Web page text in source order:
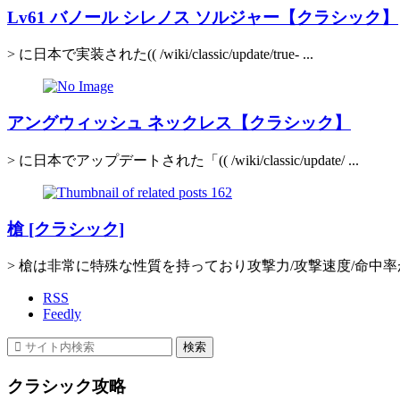
Lv61 バノール シレノス ソルジャー【クラシック】
> に日本で実装された(( /wiki/classic/update/true- ...
アングウィッシュ ネックレス【クラシック】
> に日本でアップデートされた「(( /wiki/classic/update/ ...
槍 [クラシック]
> 槍は非常に特殊な性質を持っており攻撃力/攻撃速度/命中
RSS
Feedly
クラシック攻略